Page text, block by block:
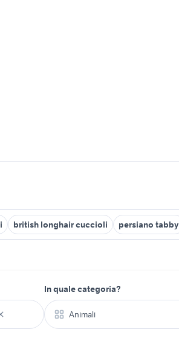
british longhair cuccioli persiano tabby
In quale categoria?
Animali